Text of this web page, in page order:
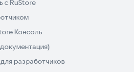
с RuStore
Консоль
разработчиков